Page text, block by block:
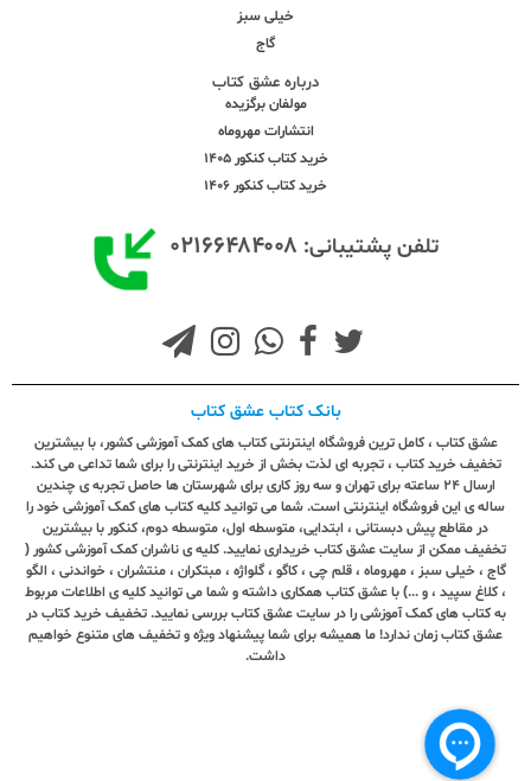
خیلی سبز
گاج
درباره عشق کتاب
مولفان برگزیده
انتشارات مهروماه
خرید کتاب کنکور 1405
خرید کتاب کنکور 1406
تلفن پشتیبانی: ۰۲۱۶۶۴۸۴۰۰۸
بانک کتاب عشق کتاب
عشق کتاب ، کامل ترین فروشگاه اینترنتی کتاب های کمک آموزشی کشور، با بیشترین
تخفیف خرید کتاب ، تجربه ای لذت بخش از خرید اینترنتی را برای شما تداعی می کند.
ارسال ٢٤ ساعته برای تهران و سه روز کاری برای شهرستان ها حاصل تجربه ی چندین
ساله ی این فروشگاه اینترنتی است. شما می توانید کلیه کتاب های کمک آموزشی خود را
در مقاطع پیش دبستانی ، ابتدایی، متوسطه اول، متوسطه دوم، کنکور با بیشترین
تخفیف ممکن از سایت عشق کتاب خریداری نمایید. کلیه ی ناشران کمک آموزشی کشور (
گاج ، خیلی سبز ، مهروماه ، قلم چی ، کاگو ، گلواژه ، مبتکران ، منتشران ، خواندنی ، الگو
، کلاغ سپید ، و ...) با عشق کتاب همکاری داشته و شما می توانید کلیه ی اطلاعات مربوط
به کتاب های کمک آموزشی را در سایت عشق کتاب بررسی نمایید. تخفیف خرید کتاب در
عشق کتاب زمان ندارد! ما همیشه برای شما پیشنهاد ویژه و تخفیف های متنوع خواهیم
داشت.